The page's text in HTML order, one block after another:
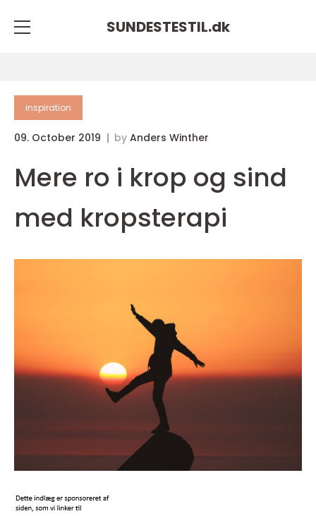
SUNDESTESTIL.dk
inspiration
09. October 2019 by Anders Winther
Mere ro i krop og sind
med kropsterapi